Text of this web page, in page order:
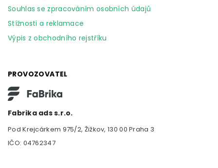
Souhlas se zpracováním osobních údajů
Stížnosti a reklamace
Výpis z obchodního rejstříku
PROVOZOVATEL
Fabrika ads s.r.o.
Pod Krejcárkem 975/2, Žižkov, 130 00 Praha 3
IČO: 04762347